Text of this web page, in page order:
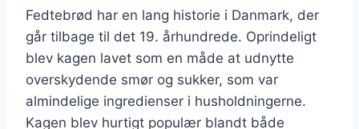
Fedtebrød har en lang historie i Danmark, der
går tilbage til det 19. århundrede. Oprindeligt
blev kagen lavet som en måde at udnytte
overskydende smør og sukker, som var
almindelige ingredienser i husholdningerne.
Kagen blev hurtigt populær blandt både